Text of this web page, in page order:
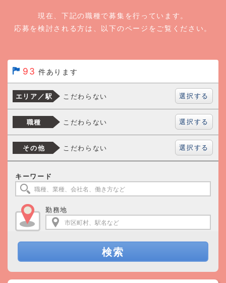
現在、下記の職種で募集を行っています。
応募を検討される方は、以下のページをご覧ください。
93 件あります
エリア／駅 こだわらない 選択する
職種 こだわらない 選択する
その他 こだわらない 選択する
キーワード
勤務地
検索